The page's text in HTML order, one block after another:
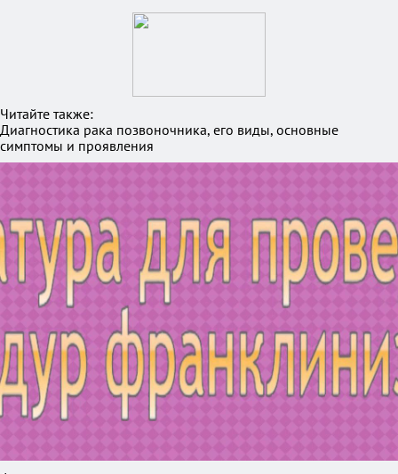
Читайте также:
Диагностика рака позвоночника, его виды, основные
симптомы и проявления